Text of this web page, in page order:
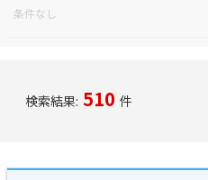
条件なし
検索結果: 510 件